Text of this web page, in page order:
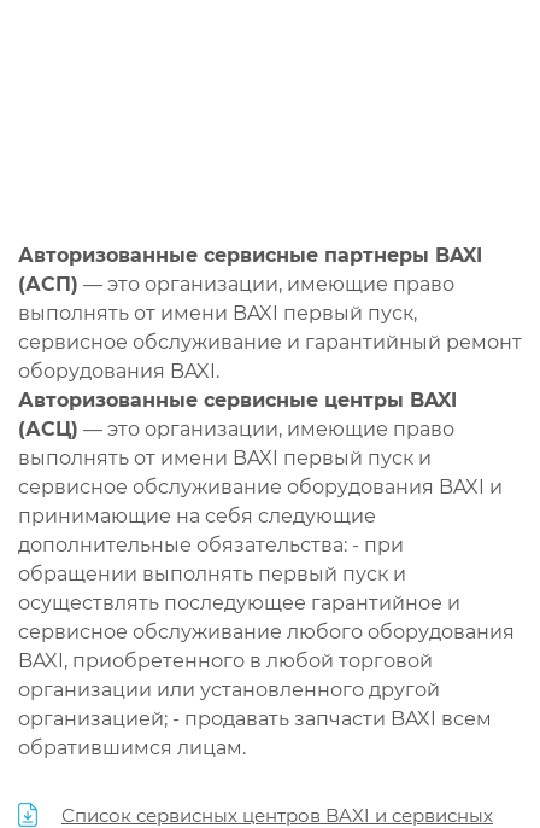
Авторизованные сервисные партнеры BAXI
(АСП) — это организации, имеющие право
выполнять от имени BAXI первый пуск,
сервисное обслуживание и гарантийный ремонт
оборудования BAXI.
Авторизованные сервисные центры BAXI
(АСЦ) — это организации, имеющие право
выполнять от имени BAXI первый пуск и
сервисное обслуживание оборудования BAXI и
принимающие на себя следующие
дополнительные обязательства: - при
обращении выполнять первый пуск и
осуществлять последующее гарантийное и
сервисное обслуживание любого оборудования
BAXI, приобретенного в любой торговой
организации или установленного другой
организацией; - продавать запчасти BAXI всем
обратившимся лицам.
Список сервисных центров BAXI и сервисных